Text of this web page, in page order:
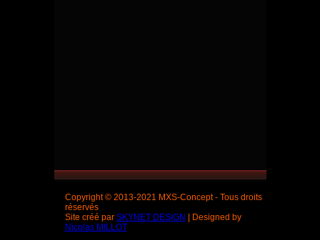
Copyright © 2013-2021 MXS-Concept - Tous droits
réservés
Site créé par SKYNET DESIGN
| Designed by
Nicolas MILLOT